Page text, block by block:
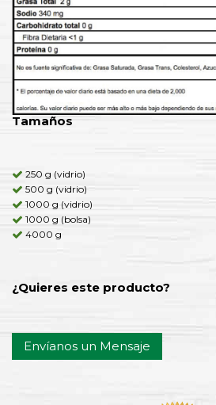
Tamaños
250 g (vidrio)
500 g (vidrio)
1000 g (vidrio)
1000 g (bolsa)
4000 g
¿Quieres este producto?
Envíanos un Mensaje